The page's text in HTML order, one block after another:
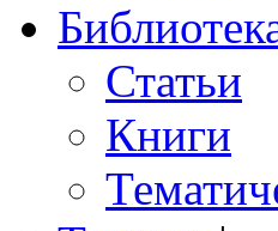
Статьи
Книги